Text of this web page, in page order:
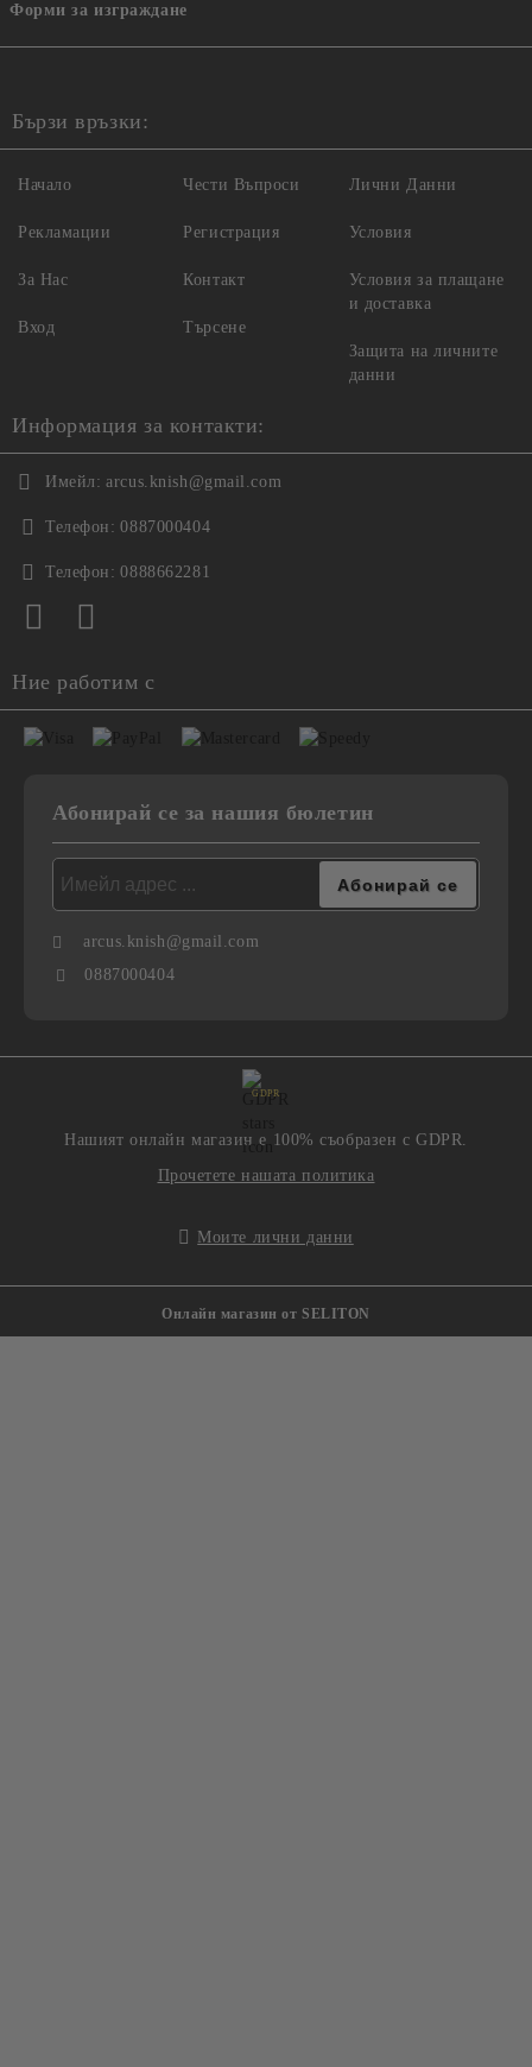
Форми за изграждане
Бързи връзки:
Начало
Рекламации
За Нас
Вход
Чести Въпроси
Регистрация
Контакт
Търсене
Лични Данни
Условия
Условия за плащане
и доставка
Защита на личните
данни
Информация за контакти:
Имейл: arcus.knish@gmail.com
Телефон: 0887000404
Телефон: 0888662281
Ние работим с
Абонирай се за нашия бюлетин
arcus.knish@gmail.com
0887000404
GDPR
Нашият онлайн магазин е 100% съобразен с GDPR.
Прочетете нашата политика
Моите лични данни
Онлайн магазин от SELITON